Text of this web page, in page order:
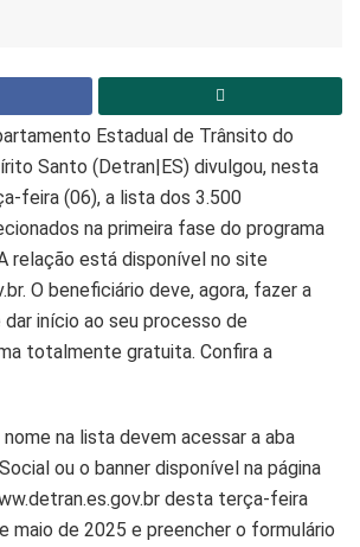
Estadual de Trânsito do
Santo (Detran|ES) divulgou, nesta
feira (06), a lista dos 3.500
na primeira fase do programa
relação está disponível no site
O beneficiário deve, agora, fazer a
início ao seu processo de
totalmente gratuita. Confira a
na lista devem acessar a aba
ou o banner disponível na página
desta terça-feira
maio de 2025 e preencher o formulário